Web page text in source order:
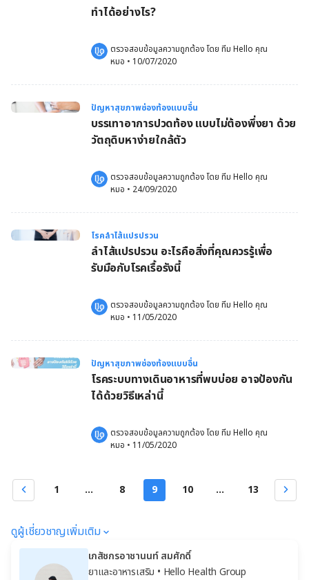
ทำได้อย่างไร?
ตรวจสอบข้อมูลความถูกต้อง โดย ทีม Hello คุณ
หมอ • 10/07/2020
ปัญหาสุขภาพช่องท้องแบบอื่น
บรรเทาอาการปวดท้อง แบบไม่ต้องพึ่งยา ด้วย
วัตถุดิบหาง่ายใกล้ตัว
ตรวจสอบข้อมูลความถูกต้อง โดย ทีม Hello คุณ
หมอ • 24/09/2020
โรคลำไส้แปรปรวน
ลำไส้แปรปรวน อะไรคือสิ่งที่คุณควรรู้เพื่อ
รับมือกับโรคเรื้อรังนี้
ตรวจสอบข้อมูลความถูกต้อง โดย ทีม Hello คุณ
หมอ • 11/05/2020
ปัญหาสุขภาพช่องท้องแบบอื่น
โรคระบบทางเดินอาหารที่พบบ่อย อาจป้องกัน
ได้ด้วยวิธีเหล่านี้
ตรวจสอบข้อมูลความถูกต้อง โดย ทีม Hello คุณ
หมอ • 11/05/2020
1 ... 8 9 10 ... 13
ดูผู้เชี่ยวชาญเพิ่มเติม
เภสัชกรอาชานนท์ สมศักดิ์
ยาและอาหารเสริม • Hello Health Group